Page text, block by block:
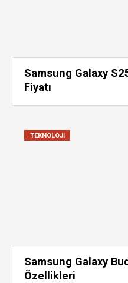
Samsung Galaxy
Fiyatı
TEKNOLOJI
Samsung Galaxy
Özellikleri